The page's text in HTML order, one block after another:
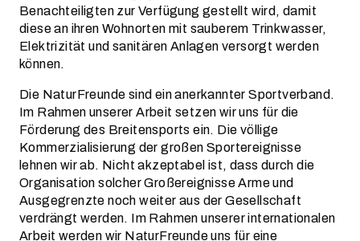
Benachteiligten zur Verfügung gestellt wird, damit
diese an ihren Wohnorten mit sauberem Trinkwasser,
Elektrizität und sanitären Anlagen versorgt werden
können.
Die NaturFreunde sind ein anerkannter Sportverband.
Im Rahmen unserer Arbeit setzen wir uns für die
Förderung des Breitensports ein. Die völlige
Kommerzialisierung der großen Sportereignisse
lehnen wir ab. Nicht akzeptabel ist, dass durch die
Organisation solcher Großereignisse Arme und
Ausgegrenzte noch weiter aus der Gesellschaft
verdrängt werden. Im Rahmen unserer internationalen
Arbeit werden wir NaturFreunde uns für eine